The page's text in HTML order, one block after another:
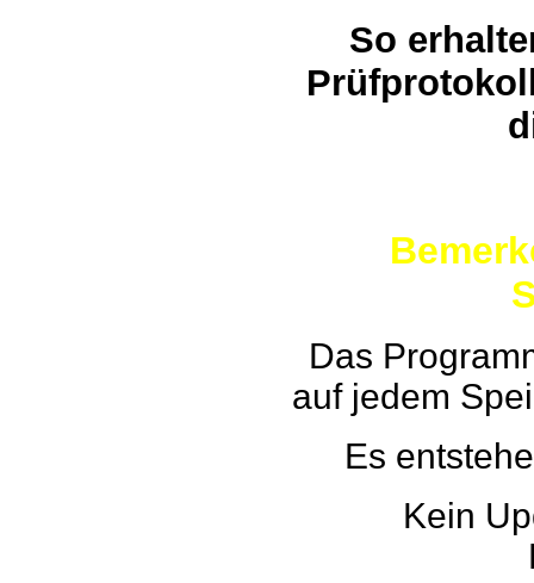
So
Das
auf jedem
Es
Kein